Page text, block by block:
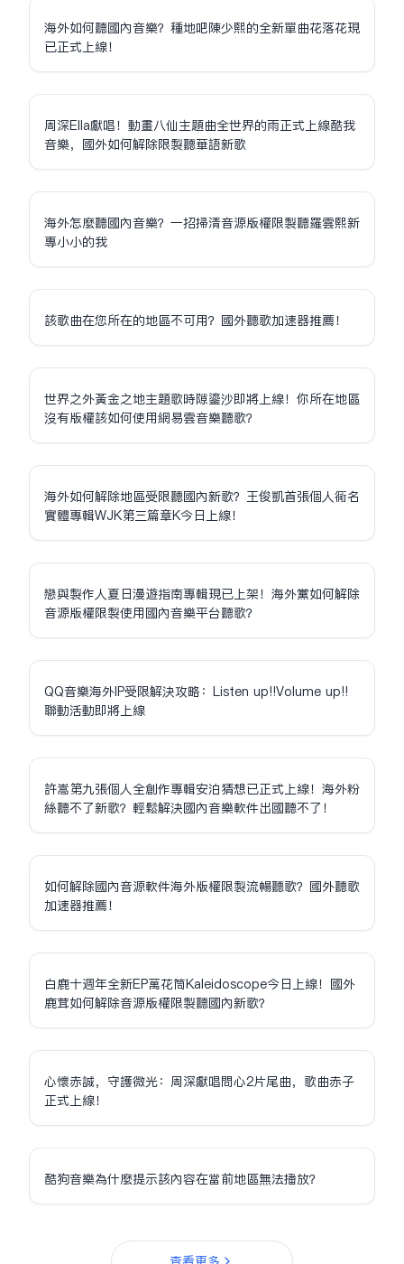
海外如何聽國內音樂？種地吧陳少熙的全新單曲花落花現
已正式上線！
周深Ella獻唱！動畫八仙主題曲全世界的雨正式上線酷我
音樂，國外如何解除限制聽華語新歌
海外怎麼聽國內音樂？一招掃清音源版權限制聽羅雲熙新
專小小的我
該歌曲在您所在的地區不可用？國外聽歌加速器推薦！
世界之外黃金之地主題歌時隙鎏沙即將上線！你所在地區
沒有版權該如何使用網易雲音樂聽歌？
海外如何解除地區受限聽國內新歌？王俊凱首張個人同名
實體專輯WJK第三篇章K今日上線！
戀與製作人夏日漫遊指南專輯現已上架！海外黨如何解除
音源版權限制使用國內音樂平台聽歌？
QQ音樂海外IP受限解決攻略：Listen up!!Volume up!!
聯動活動即將上線
許嵩第九張個人全創作專輯安泊猜想已正式上線！海外粉
絲聽不了新歌？輕鬆解決國內音樂軟件出國聽不了！
如何解除國內音源軟件海外版權限制流暢聽歌？國外聽歌
加速器推薦！
白鹿十週年全新EP萬花筒Kaleidoscope今日上線！國外
鹿茸如何解除音源版權限制聽國內新歌？
心懷赤誠，守護微光：周深獻唱問心2片尾曲，歌曲赤子
正式上線！
酷狗音樂為什麼提示該內容在當前地區無法播放？